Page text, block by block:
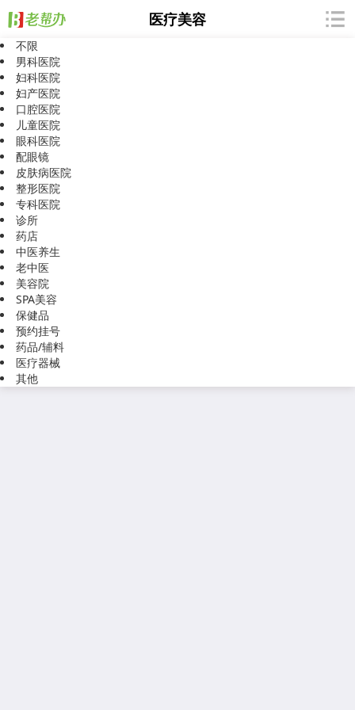
医疗美容
不限
男科医院
妇科医院
妇产医院
口腔医院
儿童医院
眼科医院
配眼镜
皮肤病医院
整形医院
专科医院
诊所
药店
中医养生
老中医
美容院
SPA美容
保健品
预约挂号
药品/辅料
医疗器械
其他